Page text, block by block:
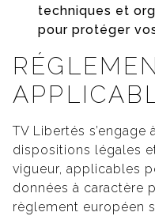
techniques et
pour protéger
TV Libertés
dispositions légales
vigueur, applicables
données à caractère
règlement européen